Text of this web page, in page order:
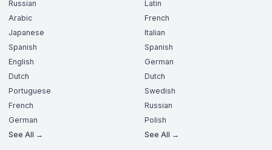
Russian
Arabic
Japanese
Spanish
English
Dutch
Portuguese
French
German
See All →
Latin
French
Italian
Spanish
German
Dutch
Swedish
Russian
Polish
See All →